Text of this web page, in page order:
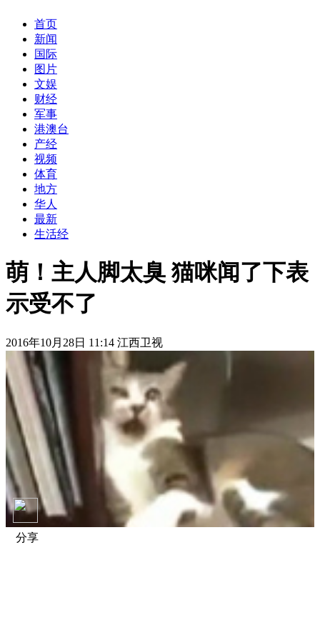
首页
新闻
国际
图片
文娱
财经
军事
港澳台
产经
视频
体育
地方
华人
最新
生活经
萌！主人脚太臭 猫咪闻了下表
示受不了
2016年10月28日 11:14 江西卫视
分享